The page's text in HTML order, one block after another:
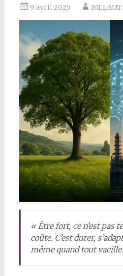
9 avril 2025 BILLAUT
« Être fort, ce n’est pas
coûte. C’est durer,
même quand tout